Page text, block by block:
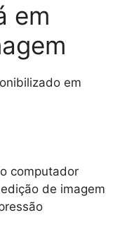
em
em
computador
de imagem